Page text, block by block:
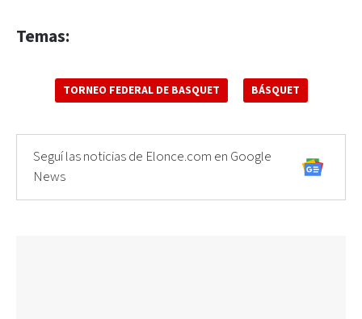
Temas:
TORNEO FEDERAL DE BASQUET BÁSQUET
Seguí las noticias de Elonce.com en Google
News